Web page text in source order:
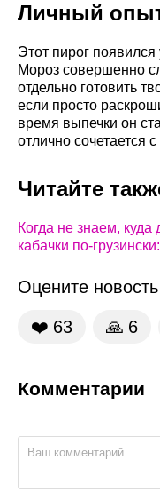
Личный
Этот пирог
Мороз совершенно
отдельно готовить
если просто
время выпечки он
отлично сочетается
Читайте
Когда не знаем,
кабачки по-
Оцените новость
❤️ 63 🙏 6
Комментарии